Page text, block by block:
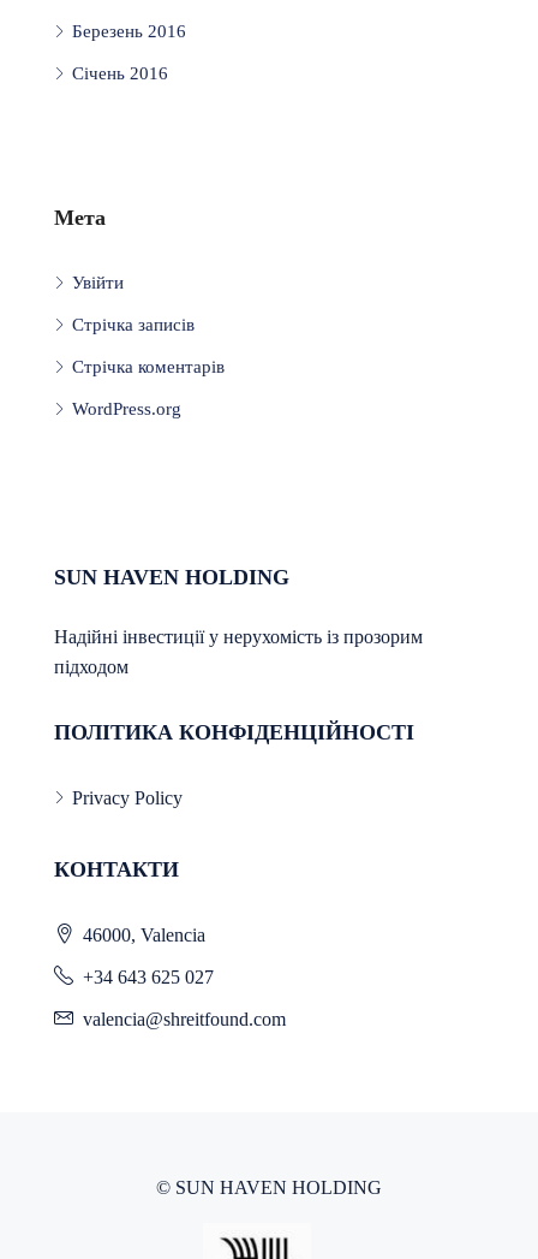
Березень 2016
Січень 2016
Мета
Увійти
Стрічка записів
Стрічка коментарів
WordPress.org
SUN HAVEN HOLDING
Надійні інвестиції у нерухомість із прозорим
підходом
ПОЛІТИКА КОНФІДЕНЦІЙНОСТІ
Privacy Policy
КОНТАКТИ
46000, Valencia
+34 643 625 027
valencia@shreitfound.com
© SUN HAVEN HOLDING